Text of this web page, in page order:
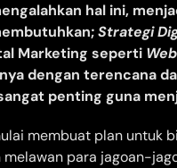
hal ini,
Strategi
Marketing seperti
dengan terencana
penting guna
membuat plan untuk
para jagoan-